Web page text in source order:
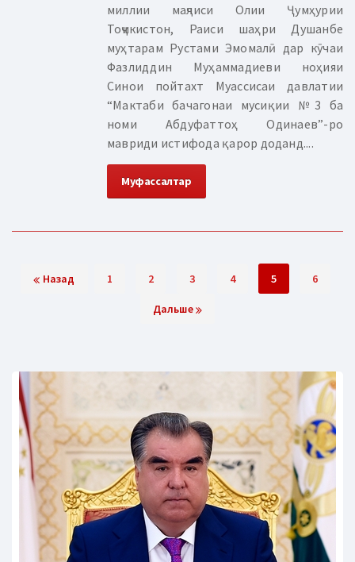
миллии маҷлиси Олии Ҷумҳурии
Тоҷикистон, Раиси шаҳри Душанбе
муҳтарам Рустами Эмомалӣ дар кӯчаи
Фазлиддин Муҳаммадиеви ноҳияи
Синои пойтахт Муассисаи давлатии
“Мактаби бачагонаи мусиқии №3 ба
номи Абдуфаттоҳ Одинаев”-ро
мавриди истифода қарор доданд....
Муфассалтар
Назад 1 2 3 4 5 6
Дальше